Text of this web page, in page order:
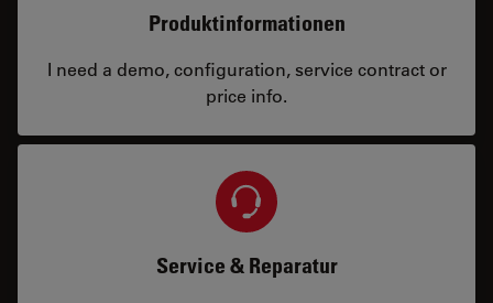
Produktinformationen
I need a demo, configuration, service contract or
price info.
Service & Reparatur